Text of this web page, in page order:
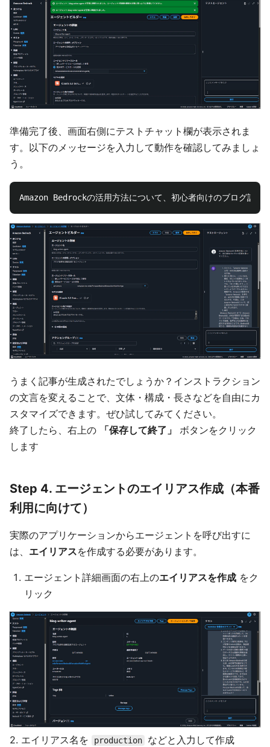
準備完了後、画面右側にテストチャット欄が表示されま
す。以下のメッセージを入力して動作を確認してみましょ
う。
うまく記事が生成されたでしょうか？インストラクション
の文言を変えることで、文体・構成・長さなどを自由にカ
スタマイズできます。ぜひ試してみてください。
終了したら、右上の
「保存して終了」
ボタンをクリック
します
Step 4. エージェントのエイリアス作成（本番
利用に向けて）
実際のアプリケーションからエージェントを呼び出すに
は、 エイリアスを作成する必要があります。
エージェント詳細画面の右上のエイリアスを作成 をク
リック
2. エイリアス名を production などと入力して作成